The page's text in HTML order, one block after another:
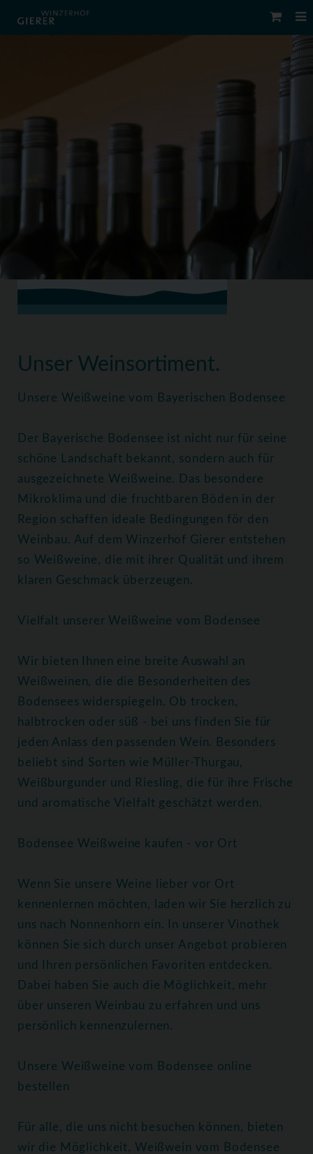
Unser Weinsortiment.
Unsere Weißweine vom Bayerischen Bodensee
Der Bayerische Bodensee ist nicht nur für seine
schöne Landschaft bekannt, sondern auch für
ausgezeichnete Weißweine. Das besondere
Mikroklima und die fruchtbaren Böden in der
Region schaffen ideale Bedingungen för den
Weinbau. Auf dem Winzerhof Gierer entstehen
so Weißweine, die mit ihrer Qualität und ihrem
klaren Geschmack überzeugen.
Vielfalt unserer Weißweine vom Bodensee
Wir bieten Ihnen eine breite Auswahl an
Weißweinen, die die Besonderheiten des
Bodensees widerspiegeln. Ob trocken,
halbtrocken oder süß - bei uns finden Sie für
jeden Anlass den passenden Wein. Besonders
beliebt sind Sorten wie Müller-Thurgau,
Weißburgunder und Riesling, die für ihre Frische
und aromatische Vielfalt geschätzt werden.
Bodensee Weißweine kaufen - vor Ort
Wenn Sie unsere Weine lieber vor Ort
kennenlernen möchten, laden wir Sie herzlich zu
uns nach Nonnenhorn ein. In unserer Vinothek
können Sie sich durch unser Angebot probieren
und Ihren persönlichen Favoriten entdecken.
Dabei haben Sie auch die Möglichkeit, mehr
über unseren Weinbau zu erfahren und uns
persönlich kennenzulernen.
Unsere Weißweine vom Bodensee online
bestellen
Für alle, die uns nicht besuchen können, bieten
wir die Möglichkeit, Weißwein vom Bodensee